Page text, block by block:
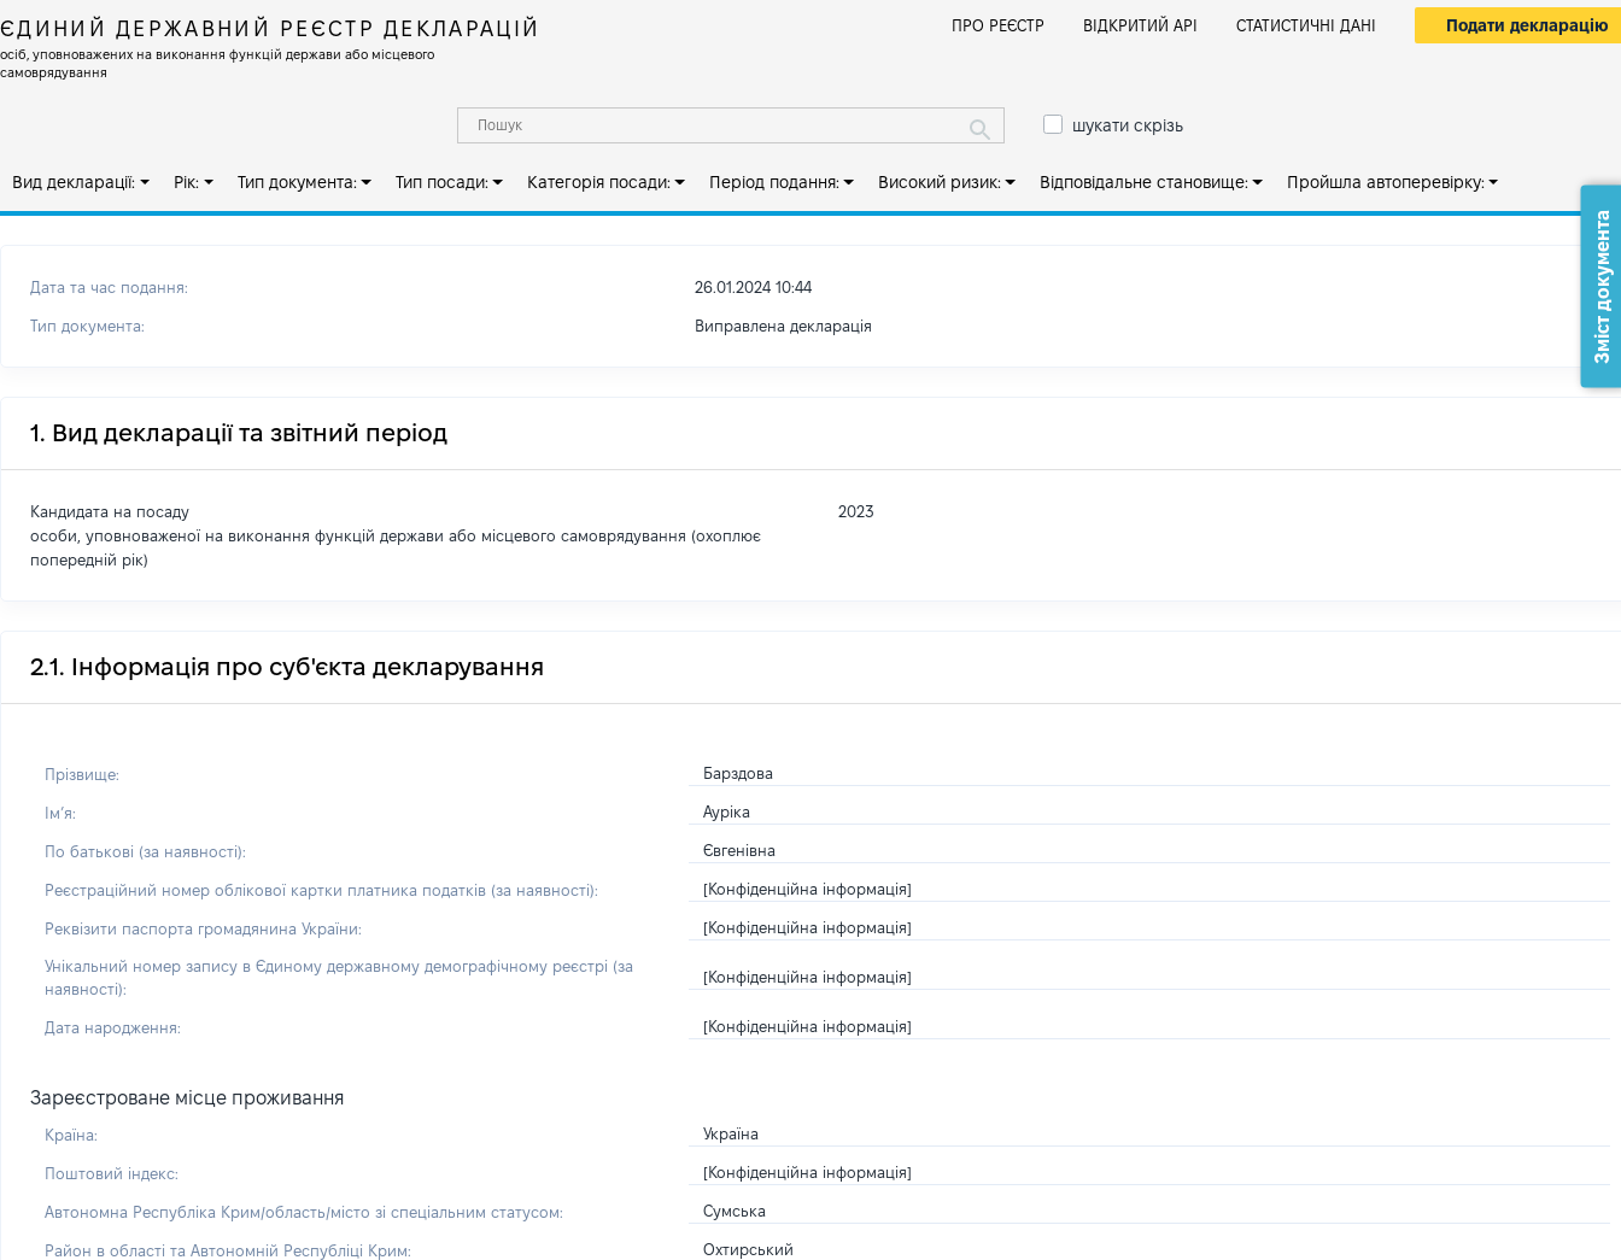
ЄДИНИЙ ДЕРЖАВНИЙ РЕЄСТР ДЕКЛАРАЦІЙ
осіб, уповноважених на виконання функцій держави або місцевого
самоврядування
ПРО РЕЄСТР ВІДКРИТИЙ АРІ СТАТИСТИЧНІ ДАНІ Подати декларацію
шукати скрізь
Вид декларації: Рік: Тип документа: Тип посади: Категорія посади: Період подання: Високий ризик: Відповідальне становище: Пройшла автоперевірку:
Дата та час подання: 26.01.2024 10:44
Тип документа: Виправлена декларація
1. Вид декларації та звітний період
Кандидата на посаду
особи, уповноваженої на виконання функцій держави або місцевого самоврядування (охоплює
попередній рік)
2023
2.1. Інформація про суб'єкта декларування
Прізвище: Барздова
Імʼя: Ауріка
По батькові (за наявності): Євгенівна
Реєстраційний номер облікової картки платника податків (за наявності): [Конфіденційна інформація]
Реквізити паспорта громадянина України: [Конфіденційна інформація]
Унікальний номер запису в Єдиному державному демографічному реєстрі (за
наявності):
[Конфіденційна інформація]
Дата народження: [Конфіденційна інформація]
Зареєстроване місце проживання
Країна: Україна
Поштовий індекс: [Конфіденційна інформація]
Автономна Республіка Крим/область/місто зі спеціальним статусом: Сумська
Район в області та Автономній Республіці Крим: Охтирський
Зміст документа